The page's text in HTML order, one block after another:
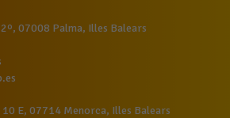
07008 Palma, Illes Balears
E, 07714 Menorca, Illes Balears